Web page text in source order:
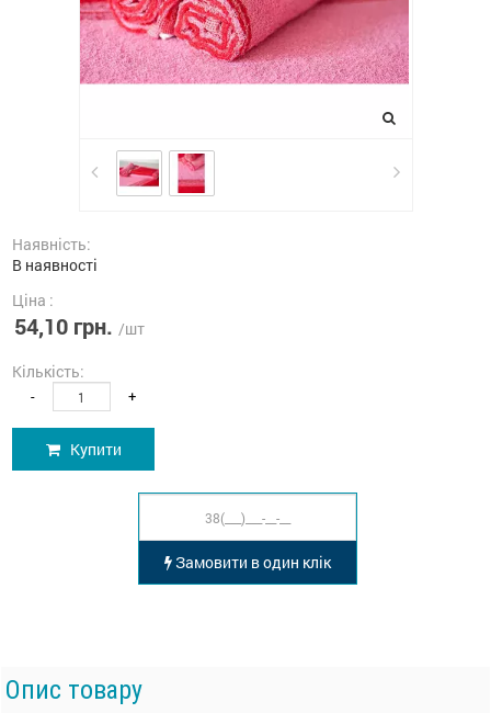
Наявність:
В наявності
Ціна :
54,10 грн. /шт
Кількість:
- +
Купити
Замовити в один клік
Опис товару